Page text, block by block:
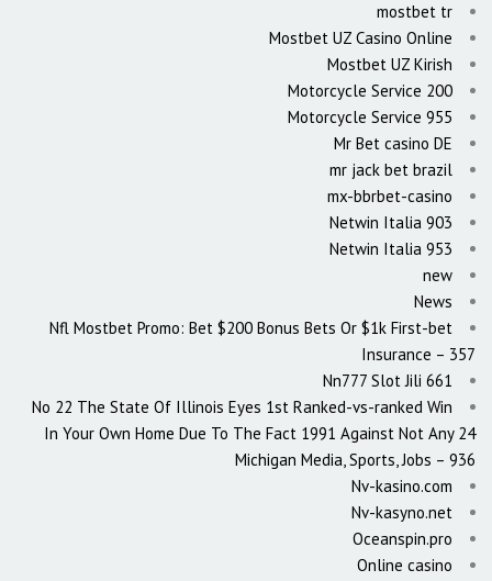
mostbet tr
Mostbet UZ Casino Online
Mostbet UZ Kirish
Motorcycle Service 200
Motorcycle Service 955
Mr Bet casino DE
mr jack bet brazil
mx-bbrbet-casino
Netwin Italia 903
Netwin Italia 953
new
News
Nfl Mostbet Promo: Bet $200 Bonus Bets Or $1k First-bet
Insurance – 357
Nn777 Slot Jili 661
No 22 The State Of Illinois Eyes 1st Ranked-vs-ranked Win
In Your Own Home Due To The Fact 1991 Against Not Any 24
Michigan Media, Sports, Jobs – 936
Nv-kasino.com
Nv-kasyno.net
Oceanspin.pro
Online casino